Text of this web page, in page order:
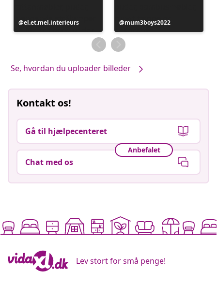
Opslag
offentliggjort
el.et.mel.interieurs
Opslag
offentliggjort
af
mum3boys2022
Se, hvordan du uploader billeder
Kontakt os!
Gå til hjælpecenteret
Anbefalet
Chat med os
Lev stort for små penge!